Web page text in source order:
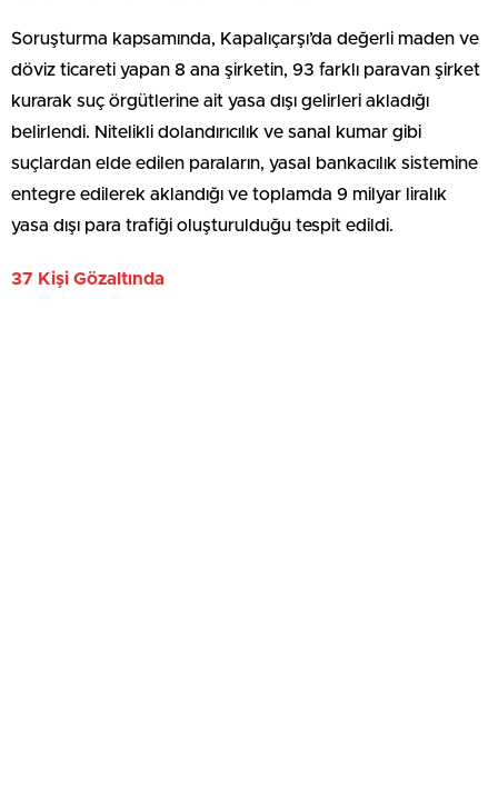
Soruşturma kapsamında, Kapalıçarşı’da değerli maden ve
döviz ticareti yapan 8 ana şirketin, 93 farklı paravan şirket
kurarak suç örgütlerine ait yasa dışı gelirleri akladığı
belirlendi. Nitelikli dolandırıcılık ve sanal kumar gibi
suçlardan elde edilen paraların, yasal bankacılık sistemine
entegre edilerek aklandığı ve toplamda 9 milyar liralık
yasa dışı para trafiği oluşturulduğu tespit edildi.
37 Kişi Gözaltında